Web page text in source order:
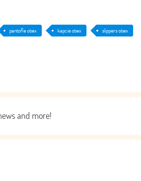
pantofle obex kapcie obex slippers obex
and more!